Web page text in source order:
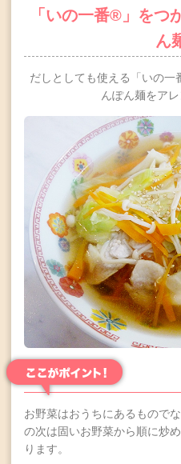
「いの一番®」をつ
ん
だしとしても使える「いの
んぽん麺をアレ
お野菜はおうちにあるもので
の次は固いお野菜から順に炒
ります。